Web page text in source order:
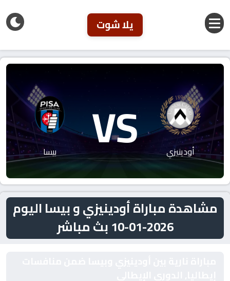
يلا شوت
أودينيزي VS بيسا
مشاهدة مباراة أودينيزي و بيسا اليوم
2026-01-10 بث مباشر